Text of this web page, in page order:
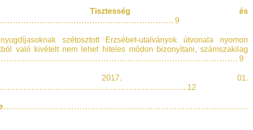
Tisztesség és
9
szétosztott Erzsébet-utalványok útvonala nyomon
való kivételt nem lehet hiteles módon bizonyítani, számszakilag
9
– 2017. 01.
12
…………………………………………………………………………………